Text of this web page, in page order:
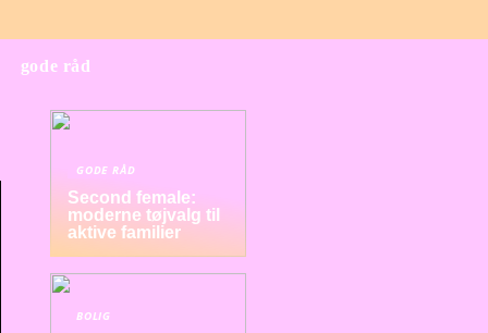
gode råd
GODE RÅD
Second female:
moderne tøjvalg til
aktive familier
BOLIG